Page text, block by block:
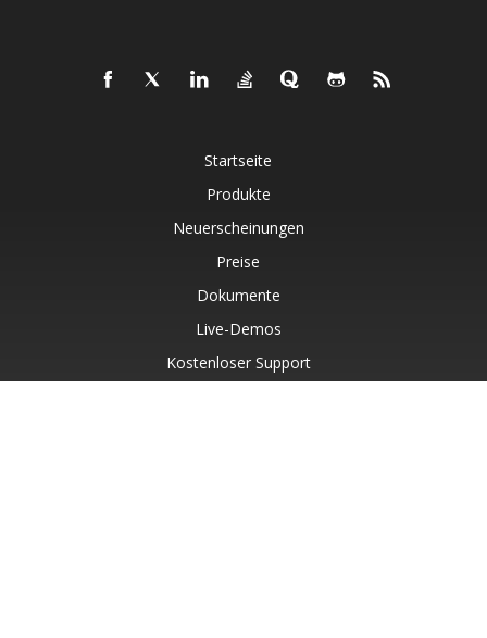
Startseite
Produkte
Neuerscheinungen
Preise
Dokumente
Live-Demos
Kostenloser Support